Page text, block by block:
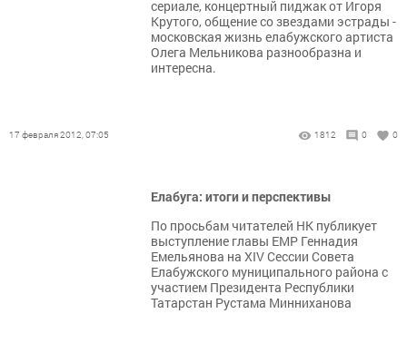
сериале, концертный пиджак от Игоря
Крутого, общение со звездами эстрады -
московская жизнь елабужского артиста
Олега Мельникова разнообразна и
интересна.
17 февраля 2012, 07:05 1812 0 0
Елабуга: итоги и перспективы
По просьбам читателей НК публикует
выступление главы ЕМР Геннадия
Емельянова на XIV Сессии Совета
Елабужского муниципального района с
участием Президента Республики
Татарстан Рустама Минниханова